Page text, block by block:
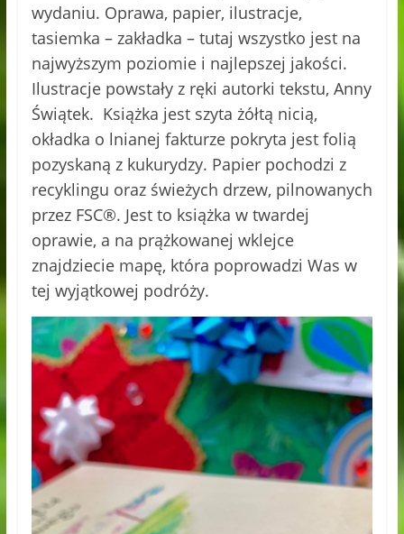
wydaniu. Oprawa, papier, ilustracje,
tasiemka – zakładka – tutaj wszystko jest na
najwyższym poziomie i najlepszej jakości.
Ilustracje powstały z ręki autorki tekstu, Anny
Świątek. Książka jest szyta żółtą nicią,
okładka o lnianej fakturze pokryta jest folią
pozyskaną z kukurydzy. Papier pochodzi z
recyklingu oraz świeżych drzew, pilnowanych
przez FSC®. Jest to książka w twardej
oprawie, a na prążkowanej wklejce
znajdziecie mapę, która poprowadzi Was w
tej wyjątkowej podróży.